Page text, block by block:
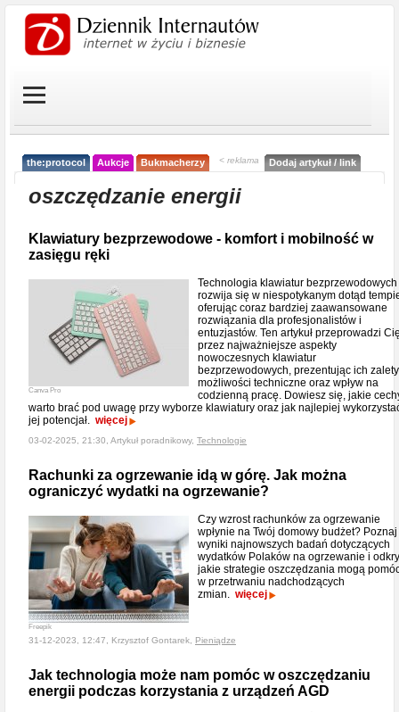
the:protocol Aukcje Bukmacherzy < reklama Dodaj artykuł / link
oszczędzanie energii
Klawiatury bezprzewodowe - komfort i mobilność w
zasięgu ręki
Canva Pro
Technologia klawiatur bezprzewodowych
rozwija się w niespotykanym dotąd
oferując coraz bardziej zaawansowane
rozwiązania dla profesjonalistów i
entuzjastów. Ten artykuł przeprowadzi
przez najważniejsze aspekty
nowoczesnych klawiatur
bezprzewodowych, prezentując ich
możliwości techniczne oraz wpływ na
codzienną pracę. Dowiesz się, jakie
warto brać pod uwagę przy wyborze klawiatury oraz jak najlepiej
jej potencjał. więcej
03-02-2025, 21:30, Artykuł poradnikowy, Technologie
Rachunki za ogrzewanie idą w górę. Jak można
ograniczyć wydatki na ogrzewanie?
Freepik
Czy wzrost rachunków za ogrzewanie
wpłynie na Twój domowy budżet? Poznaj
wyniki najnowszych badań dotyczących
wydatków Polaków na ogrzewanie i
jakie strategie oszczędzania mogą
w przetrwaniu nadchodzących
zmian. więcej
31-12-2023, 12:47, Krzysztof Gontarek, Pieniądze
Jak technologia może nam pomóc w oszczędzaniu
energii podczas korzystania z urządzeń AGD